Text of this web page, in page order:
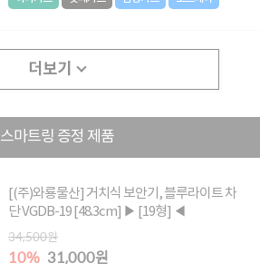
더보기
스마트링 증정 제품
[(주)와룡물산] 거치식 보안기, 블루라이트 차
단 VGDB-19 [48.3cm] ▶ [19형] ◀
34,500원
10% 31,000원